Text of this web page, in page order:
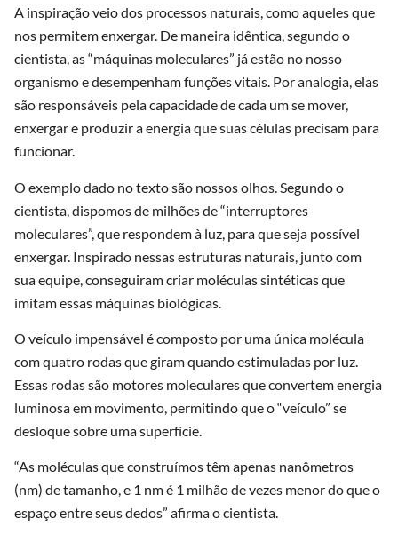
A inspiração veio dos processos naturais, como aqueles que
nos permitem enxergar. De maneira idêntica, segundo o
cientista, as “máquinas moleculares” já estão no nosso
organismo e desempenham funções vitais. Por analogia, elas
são responsáveis pela capacidade de cada um se mover,
enxergar e produzir a energia que suas células precisam para
funcionar.
O exemplo dado no texto são nossos olhos. Segundo o
cientista, dispomos de milhões de “interruptores
moleculares”, que respondem à luz, para que seja possível
enxergar. Inspirado nessas estruturas naturais, junto com
sua equipe, conseguiram criar moléculas sintéticas que
imitam essas máquinas biológicas.
O veículo impensável é composto por uma única molécula
com quatro rodas que giram quando estimuladas por luz.
Essas rodas são motores moleculares que convertem energia
luminosa em movimento, permitindo que o “veículo” se
desloque sobre uma superfície.
“As moléculas que construímos têm apenas nanômetros
(nm) de tamanho, e 1 nm é 1 milhão de vezes menor do que o
espaço entre seus dedos” afirma o cientista.